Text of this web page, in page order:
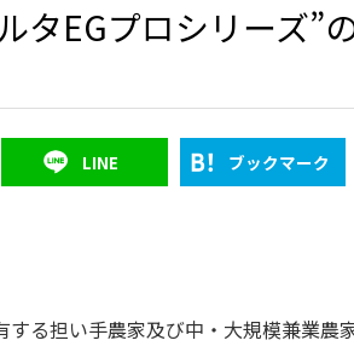
タEGプロシリーズ”
LINE ブックマーク
る担い手農家及び中・大規模兼業農